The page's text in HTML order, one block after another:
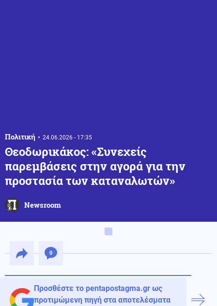
Πολιτική 24.06.2026 - 17:35
Θεοδωρικάκος: «Συνεχείς
παρεμβάσεις στην αγορά για την
προστασία των καταναλωτών»
Newsroom
0
Προσθέστε το pentapostagma.gr ως
προτιμώμενη πηγή στα αποτελέσματα